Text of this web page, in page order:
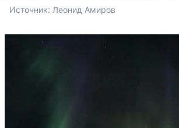
Источник: Леонид Амиров